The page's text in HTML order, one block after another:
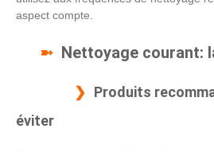
aspect compte.
Nettoyage courant:
Produits
éviter